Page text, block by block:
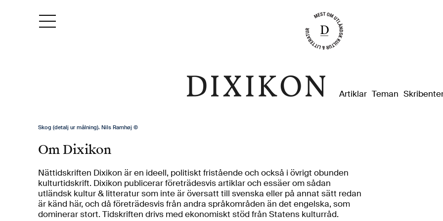
Artiklar Teman
Skog (detalj ur målning). Nils Ramhøj ©
Om Dixikon
Nättidskriften Dixikon är en ideell, politiskt fristående och också i övrigt obunden
kulturtidskrift. Dixikon publicerar företrädesvis artiklar och essäer om sådan
utländsk kultur & litteratur som inte är översatt till svenska eller på annat sätt redan
är känd här, och då företrädesvis från andra språkområden än det engelska, som
dominerar stort. Tidskriften drivs med ekonomiskt stöd från Statens kulturråd.